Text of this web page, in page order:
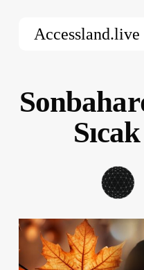
Accessland.live